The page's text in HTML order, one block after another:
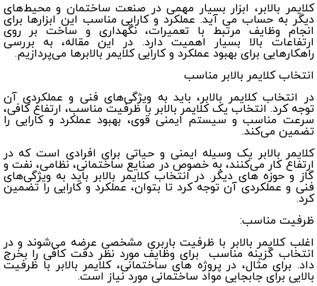
کلایمر بالابر، ابزار بسیار مهمی در صنعت ساختمان و محیط‌های
دیگر به حساب می آید. عملکرد و کارایی مناسب این ابزارها برای
انجام وظایف مرتبط با تعمیرات، نگهداری و ساخت بر روی
ارتفاعات بالا بسیار اهمیت دارد. در این مقاله، به بررسی
راهکارهایی برای بهبود عملکرد و کارایی کلایمر بالابرها می‌پردازیم.
انتخاب کلایمر بالابر مناسب
در انتخاب کلایمر بالابر، باید به ویژگی‌های فنی و عملکردی آن
توجه کرد. انتخاب یک کلایمر بالابر با ظرفیت مناسب، ارتفاع کافی،
سرعت مناسب و سیستم ایمنی قوی، بهبود عملکرد و کارایی را
تضمین می‌کند.
کلایمر بالابر یک وسیله ایمنی و حیاتی برای افرادی است که در
ارتفاع کار می‌کنند، به خصوص در صنایع ساختمانی، نظامی، نفت و
گاز و حوزه های دیگر. در انتخاب کلایمر بالابر باید به ویژگی‌های
فنی و عملکردی آن توجه کرد تا بتوان، عملکرد و کارایی را تضمین
کرد.
ظرفیت مناسب:
اغلب کلایمر بالابر با ظرفیت باربری مشخصی عرضه می‌شوند و در
انتخاب گزینه مناسب برای وظایف مورد نظر دقت کافی را بخرج
داد. برای مثال، در پروژه های ساختمانی، کلایمر بالابر با ظرفیت
بالایی برای جابجایی مواد ساختمانی مورد نیاز است.